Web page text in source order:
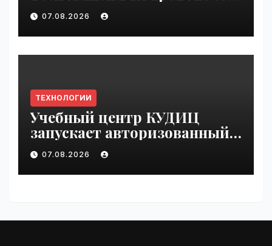
be seen by thousands |
VseTime.ru
07.08.2026
ТЕХНОЛОГИИ
Учебный центр КУДИЦ
запускает авторизованный
курс по
администрированию Mind
Migrate#guest | VseTime.ru
07.08.2026